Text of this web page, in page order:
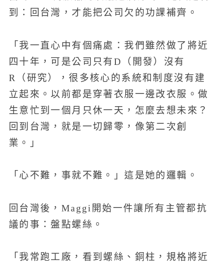
到：回台灣，才能把公司欠的功課補齊。
「我一直心中有個痛處：我們雖然做了將近
四十年，可是公司只有D（開發）沒有
R（研究），很多核心的系統和制度沒有建
立起來。以前都是穿著衣服一邊改衣服。做
生意忙到一個月只休一天，怎麼去想未來？
回到台灣，就是一切歸零，像第二次創
業。」
「心不難，事就不難。」這是她的邏輯。
回台灣後，Maggi開始一件讓所有主管都抗
議的事：盤點螺絲。
「我常跑工廠，看到螺絲、銅柱，規格將近